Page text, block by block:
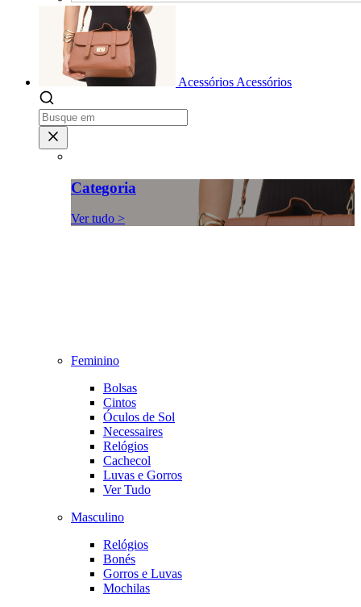
Acessórios Acessórios
Categoria
Ver tudo >
Feminino
Bolsas
Cintos
Óculos de Sol
Necessaires
Relógios
Cachecol
Luvas e Gorros
Ver Tudo
Masculino
Relógios
Bonés
Gorros e Luvas
Mochilas